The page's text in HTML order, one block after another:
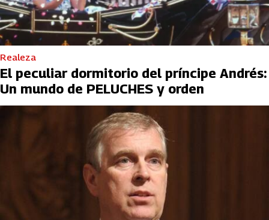
Realeza
El peculiar dormitorio del príncipe Andrés:
Un mundo de PELUCHES y orden